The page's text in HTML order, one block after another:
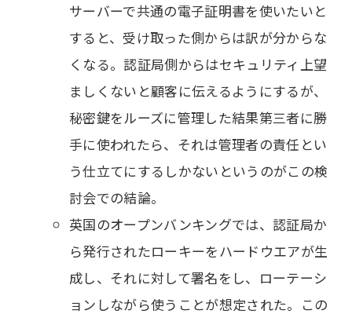
サーバーで共通の電子証明書を使いたいと
すると、受け取った側からは訳が分からな
くなる。認証局側からはセキュリティ上望
ましくないと顧客に伝えるようにするが、
秘密鍵をルーズに管理した結果第三者に勝
手に使われたら、それは管理者の責任とい
う仕立てにするしかないというのがこの検
討会での結論。
英国のオープンバンキングでは、認証局か
ら発行されたローキーをハードウエアが生
成し、それに対して署名をし、ローテーシ
ョンしながら使うことが想定された。この